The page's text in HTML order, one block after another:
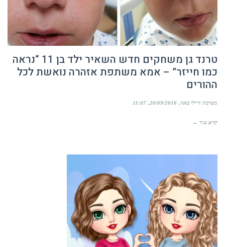
טרנד גן משחקים חדש השאיר ילד בן 11 “נראה
כמו חייזר” – אמא משתפת אזהרה נואשת לכל
ההורים
מערכת דיילי באזז 20/09/2018
11:07
קרא עוד ←